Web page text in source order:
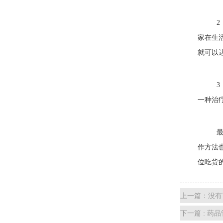
2，
家在生
就可以
3，
一种治
最后
作方法
位吃货
上一篇：没有
下一篇 : 药品